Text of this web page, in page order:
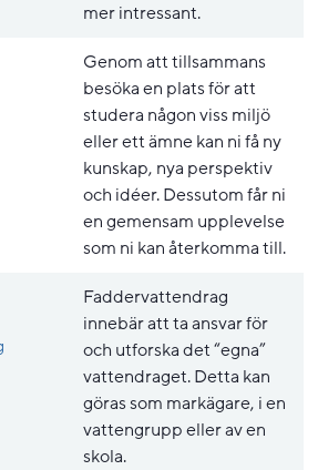
mer intressant.
kB, öppnas i nytt fönster.
Genom att tillsammans
besöka en plats för att
studera någon viss miljö
eller ett ämne kan ni få ny
kunskap, nya perspektiv
och idéer. Dessutom får ni
en gemensam upplevelse
som ni kan återkomma till.
kB, öppnas i nytt fönster.
Faddervattendrag
innebär att ta ansvar för
och utforska det “egna”
vattendraget. Detta kan
göras som markägare, i en
vattengrupp eller av en
skola.